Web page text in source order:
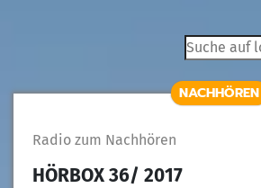
NACHHÖREN
Radio zum Nachhören
HÖRBOX 36/ 2017